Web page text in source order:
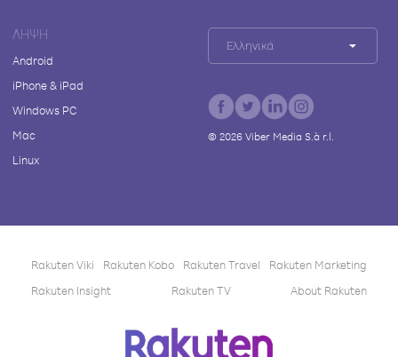
ΛΉΨΗ
Android
iPhone & iPad
Windows PC
Mac
Linux
Ελληνικά
© 2026Viber Media S.à r.l.
Rakuten Viki Rakuten Kobo Rakuten Travel
Rakuten Marketing
Rakuten Insight
Rakuten TV About Rakuten